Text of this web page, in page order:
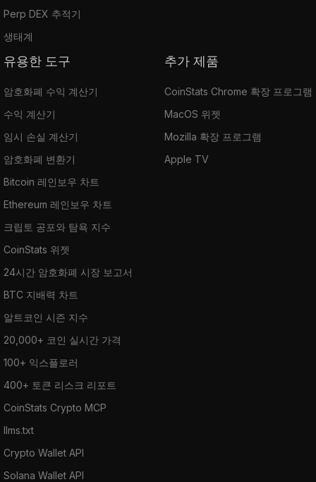
Perp DEX 추적기
생태계
유용한 도구
암호화폐 수익 계산기
수익 계산기
임시 손실 계산기
암호화폐 변환기
Bitcoin 레인보우 차트
Ethereum 레인보우 차트
크립토 공포와 탐욕 지수
CoinStats 위젯
24시간 암호화폐 시장 보고서
BTC 지배력 차트
알트코인 시즌 지수
20,000+ 코인 실시간 가격
100+ 익스플로러
400+ 토큰 리스크 리포트
CoinStats Crypto MCP
llms.txt
Crypto Wallet API
Solana Wallet API
추가 제품
CoinStats Chrome 확장 프로그램
MacOS 위젯
Mozilla 확장 프로그램
Apple TV